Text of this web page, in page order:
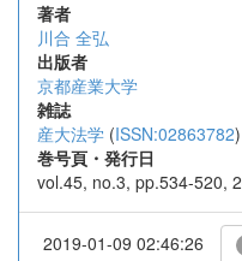
著者
川合 全弘
出版者
京都産業大学
雑誌
産大法学 (ISSN:02863782)
巻号頁・発行日
vol.45, no.3, pp.534-520,
2019-01-09 02:46:26